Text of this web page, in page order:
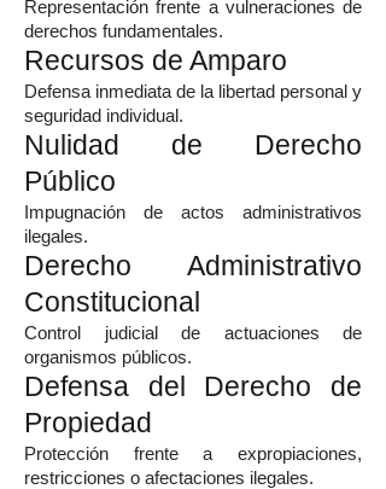
Representación frente a vulneraciones de
derechos fundamentales.
Recursos de Amparo
Defensa inmediata de la libertad personal y
seguridad individual.
Nulidad de Derecho
Público
Impugnación de actos administrativos
ilegales.
Derecho Administrativo
Constitucional
Control judicial de actuaciones de
organismos públicos.
Defensa del Derecho de
Propiedad
Protección frente a expropiaciones,
restricciones o afectaciones ilegales.